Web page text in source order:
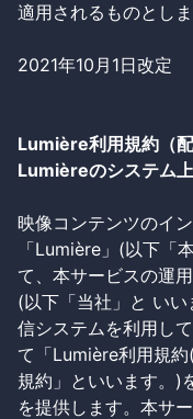
適用されるものとしま
2021年10月1日改定
Lumière利用規約（
Lumièreのシステム
映像コンテンツのイ
「Lumière」(以下「
て、本サービスの運
(以下「当社」と い
信システムを利用し
て「Lumière利用規
規約」といいます。)
を提供します。本サ